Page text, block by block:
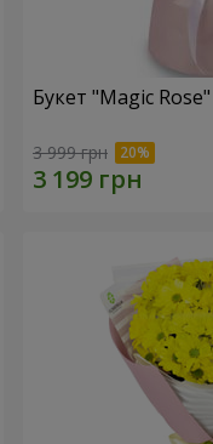
Букет "Magic Rose"
3 999 грн